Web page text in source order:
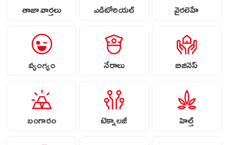
తాజా వార్తలు ఎడిటోరియల్ వైరలెహే
వ్యంగ్యం నేరాలు బిజినెస్
బంగారం టెక్నాలజీ హెల్త్